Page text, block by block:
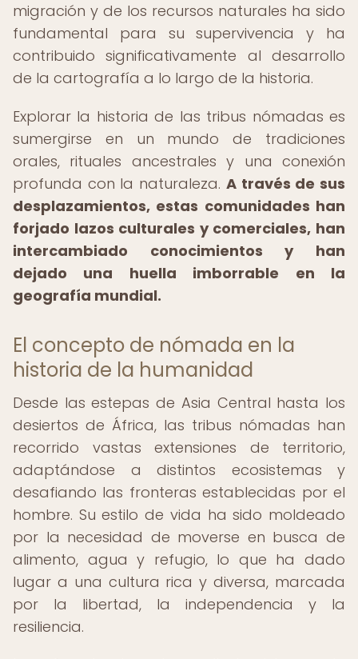
migración y de los recursos naturales ha sido
fundamental para su supervivencia y ha
contribuido significativamente al desarrollo
de la cartografía a lo largo de la historia.
Explorar la historia de las tribus nómadas es
sumergirse en un mundo de tradiciones
orales, rituales ancestrales y una conexión
profunda con la naturaleza. A través de sus
desplazamientos, estas comunidades han
forjado lazos culturales y comerciales, han
intercambiado conocimientos y han
dejado una huella imborrable en la
geografía mundial.
El concepto de nómada en la
historia de la humanidad
Desde las estepas de Asia Central hasta los
desiertos de África, las tribus nómadas han
recorrido vastas extensiones de territorio,
adaptándose a distintos ecosistemas y
desafiando las fronteras establecidas por el
hombre. Su estilo de vida ha sido moldeado
por la necesidad de moverse en busca de
alimento, agua y refugio, lo que ha dado
lugar a una cultura rica y diversa, marcada
por la libertad, la independencia y la
resiliencia.